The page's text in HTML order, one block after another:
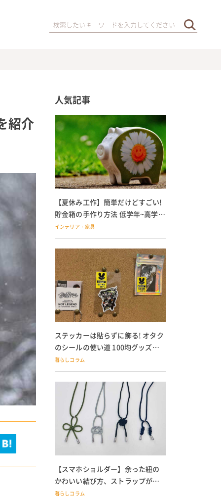
紹介
人気記事
【夏休み工作】簡単だけどすごい!
貯金箱の手作り方法 低学年~高学年
の子どもにも
インテリア・家具
ステッカーは貼らずに飾る! オタク
のシールの使い道 100均グッズで
の飾り方も
暮らしコラム
【スマホショルダー】余った紐の
かわいい結び方、ストラップが落
ちる人必見
暮らしコラム